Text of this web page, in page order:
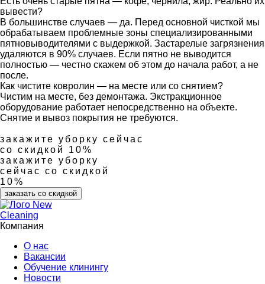
вывести?
В большинстве случаев — да. Перед основной чисткой мы
обрабатываем проблемные зоны специализированными
пятновыводителями с выдержкой. Застарелые загрязнения
удаляются в 90% случаев. Если пятно не выводится
полностью — честно скажем об этом до начала работ, а не
после.
Как чистите ковролин — на месте или со снятием?
Чистим на месте, без демонтажа. Экстракционное
оборудование работает непосредственно на объекте.
Снятие и вывоз покрытия не требуются.
закажите уборку сейчас
со скидкой 10%
закажите уборку
сейчас со скидкой
10%
заказать со скидкой
Компания
О нас
Вакансии
Обучение клинингу
Новости